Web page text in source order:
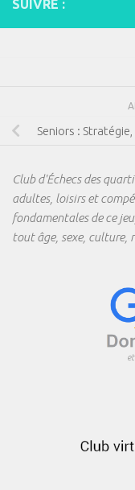
SUIVRE :
Seniors :
Club d'Échecs des
adultes, loisirs et
fondamentales de ce
tout âge, sexe, culture,